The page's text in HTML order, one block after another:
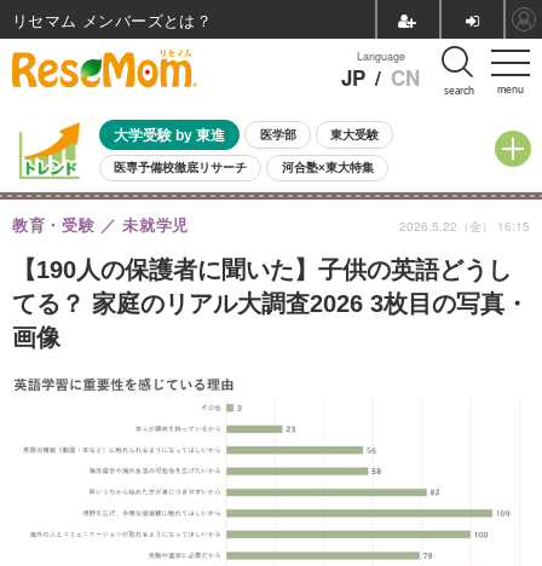
menu
Language
JP / CN search
大学受験 by 東進 医学部 東大受験
医専予備校徹底リサーチ 河合塾×東大特集
親子で考える大学選び 高校受験 中学受験 小学校受験
共通テスト 夏休み
8月開催イベント・WS 全国公立高校 過去問 人気記事
自由研究教材（小学生向け） 自由研究教材（中学生向け） ランキング
【190人の保護者に聞いた】子供の英語どうし
てる？ 家庭のリアル大調査2026 3枚目の写真・
画像
教育・受験 未就学児 2026.5.22（金） 16:15
リセマム メンバーズ